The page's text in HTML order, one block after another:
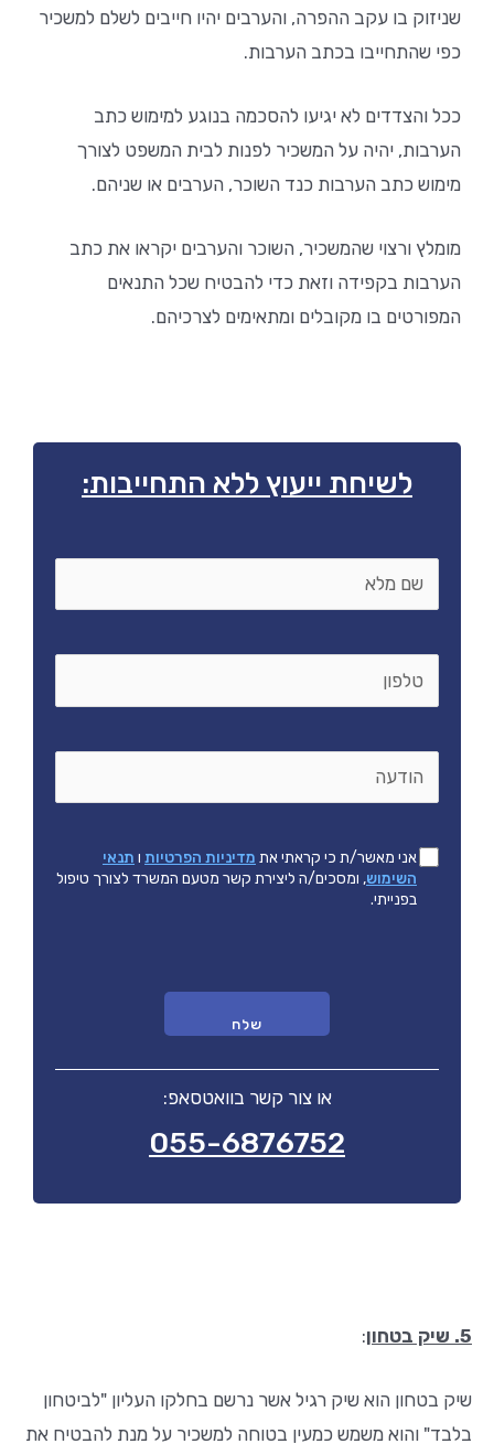
שניזוק בו עקב ההפרה, והערבים יהיו חייבים לשלם למשכיר
כפי שהתחייבו בכתב הערבות.
ככל והצדדים לא יגיעו להסכמה בנוגע למימוש כתב
הערבות, יהיה על המשכיר לפנות לבית המשפט לצורך
מימוש כתב הערבות כנד השוכר, הערבים או שניהם.
מומלץ ורצוי שהמשכיר, השוכר והערבים יקראו את כתב
הערבות בקפידה וזאת כדי להבטיח שכל התנאים
המפורטים בו מקובלים ומתאימים לצרכיהם.
לשיחת ייעוץ ללא התחייבות:
מלא
אישור
תנאים
משפטיים
*
אני מאשר/ת כי קראתי את מדיניות הפרטיות תנאי
השימוש , ומסכים/ה ליצירת קשר מטעם המשרד לצורך טיפול
בפנייתי.
או צור קשר בוואטסאפ:
055-6876752
5. שיק בטחון :
שיק בטחון הוא שיק רגיל אשר נרשם בחלקו העליון "לביטחון
בלבד" והוא משמש כמעין בטוחה למשכיר על מנת להבטיח את